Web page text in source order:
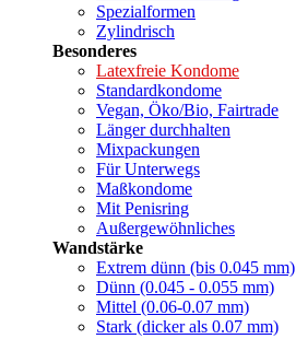
Spezialformen
Zylindrisch
Besonderes
Latexfreie Kondome
Standardkondome
Vegan, Öko/Bio, Fairtrade
Länger durchhalten
Mixpackungen
Für Unterwegs
Maßkondome
Mit Penisring
Außergewöhnliches
Wandstärke
Extrem dünn (bis 0.045 mm)
Dünn (0.045 - 0.055 mm)
Mittel (0.06-0.07 mm)
Stark (dicker als 0.07 mm)